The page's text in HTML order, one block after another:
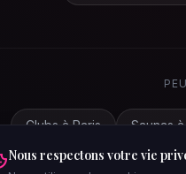
Clubs à Paris Saunas
Nous respectons votre vie